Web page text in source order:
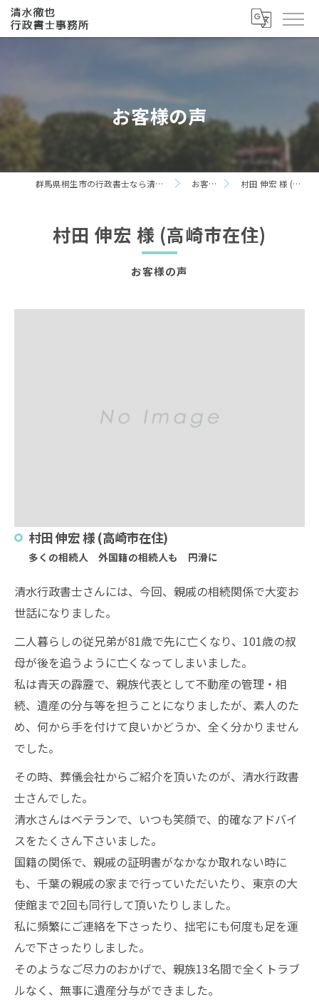
お客様の声
群馬県桐生市の行政書士なら清水徹也行政書士事務所 お客様の声 村田 伸宏 様 (高崎市在住)
お客様の声
村田 伸宏 様 (高崎市在住)
村田 伸宏 様 (高崎市在住)
多くの相続人 外国籍の相続人も 円滑に
清水行政書士さんには、今回、親戚の相続関係で大変お
世話になりました。
二人暮らしの従兄弟が81歳で先に亡くなり、101歳の叔
母が後を追うように亡くなってしまいました。
私は青天の霹靂で、親族代表として不動産の管理・相
続、遺産の分与等を担うことになりましたが、素人のた
め、何から手を付けて良いかどうか、全く分かりません
でした。
その時、葬儀会社からご紹介を頂いたのが、清水行政書
士さんでした。
清水さんはベテランで、いつも笑顔で、的確なアドバイ
スをたくさん下さいました。
国籍の関係で、親戚の証明書がなかなか取れない時に
も、千葉の親戚の家まで行っていただいたり、東京の大
使館まで2回も同行して頂いたりしました。
私に頻繁にご連絡を下さったり、拙宅にも何度も足を運
んで下さったりしました。
そのようなご尽力のおかげで、親族13名間で全くトラブ
ルなく、無事に遺産分与ができました。